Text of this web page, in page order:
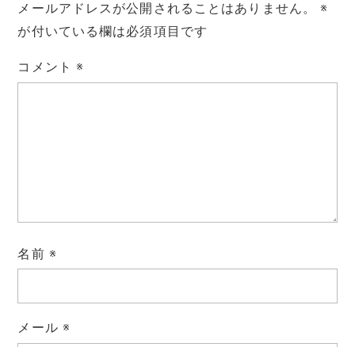
メールアドレスが公開されることはありません。
※
が付いている欄は必須項目です
コメント※
名前 ※
メール ※